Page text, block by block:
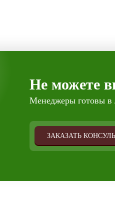
Не можете
Менеджеры готовы в
ЗАКАЗАТЬ